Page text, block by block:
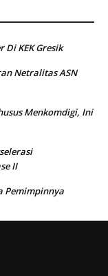
Di KEK Gresik
Netralitas ASN
Menkomdigi, Ini
II
Pemimpinnya